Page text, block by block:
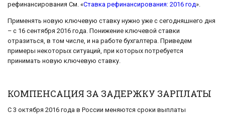
рефинансирования См. «Ставка рефинансирования: 2016 год».
Применять новую ключевую ставку нужно уже с сегодняшнего дня
– с 16 сентября 2016 года. Понижение ключевой ставки
отразиться, в том числе, и на работе бухгалтера. Приведем
примеры некоторых ситуаций, при которых потребуется
принимать новую ключевую ставку.
КОМПЕНСАЦИЯ ЗА ЗАДЕРЖКУ ЗАРПЛАТЫ
С 3 октября 2016 года в России меняются сроки выплаты